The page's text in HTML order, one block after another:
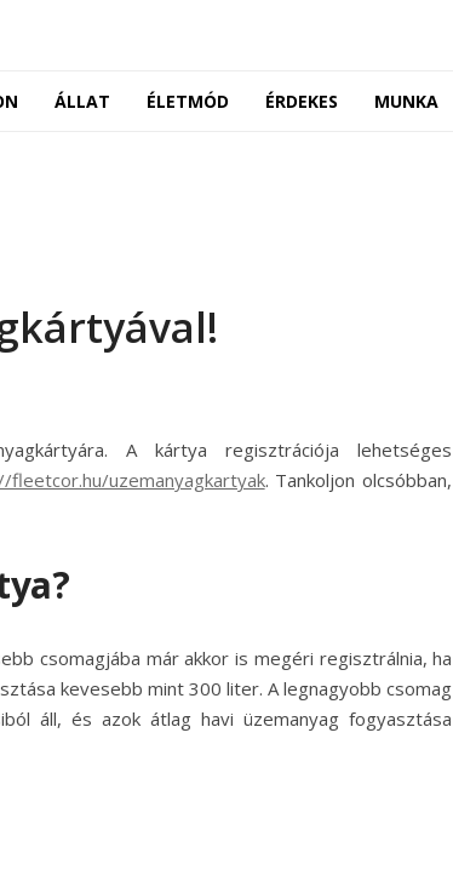
ÁLLAT ÉLETMÓD ÉRDEKES MUNKA
A kártya regisztrációja lehetséges
fleetcor.hu/uzemanyagkartyak. Tankoljon olcsóbban,
csomagjába már akkor is megéri regisztrálnia, ha
kevesebb mint 300 liter. A legnagyobb csomag
áll, és azok átlag havi üzemanyag fogyasztása